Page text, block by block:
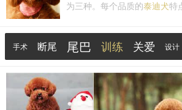
为三种。每个品质的泰迪犬特
缺点也有很大的不同，主人们
以着重的把它们分类，先熟悉
再进行选择。
手术 断尾 尾巴 训练 关爱 设计
博美犬 造型